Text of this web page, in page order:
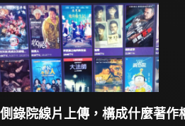
側錄院線片上傳，構成什麼著作